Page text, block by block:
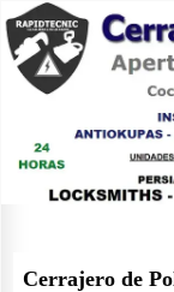
Cerrajero de